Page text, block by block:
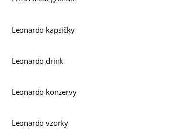
Leonardo kapsičky
Leonardo drink
Leonardo konzervy
Leonardo vzorky